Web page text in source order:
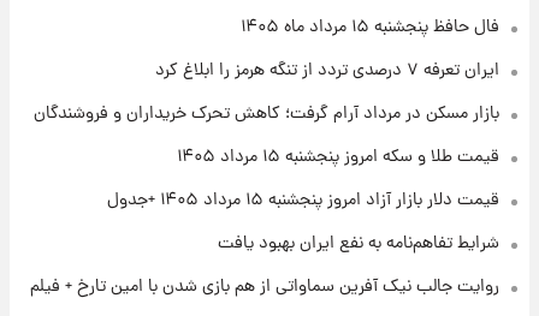
ارزش سهام عدالت برای امروز چهارشنبه ۱۴ مرداد
۱ روز پیش
نام خودرو، مبلغ پیش پرداخت و زمان تحویل |
سود مشارکت چند درصد است؟
فال حافظ پنجشنبه ۱۵ مرداد ماه ۱۴۰۵
ایران تعرفه ۷ درصدی تردد از تنگه هرمز را ابلاغ کرد
بازار مسکن در مرداد آرام گرفت؛ کاهش تحرک خریداران و فروشندگان
قیمت طلا و سکه امروز پنجشنبه ۱۵ مرداد ۱۴۰۵
قیمت دلار بازار آزاد امروز پنجشنبه ۱۵ مرداد ۱۴۰۵ +جدول
شرایط تفاهم‌نامه به نفع ایران بهبود یافت
روایت جالب نیک آفرین سماواتی از هم بازی شدن با امین تارخ + فیلم